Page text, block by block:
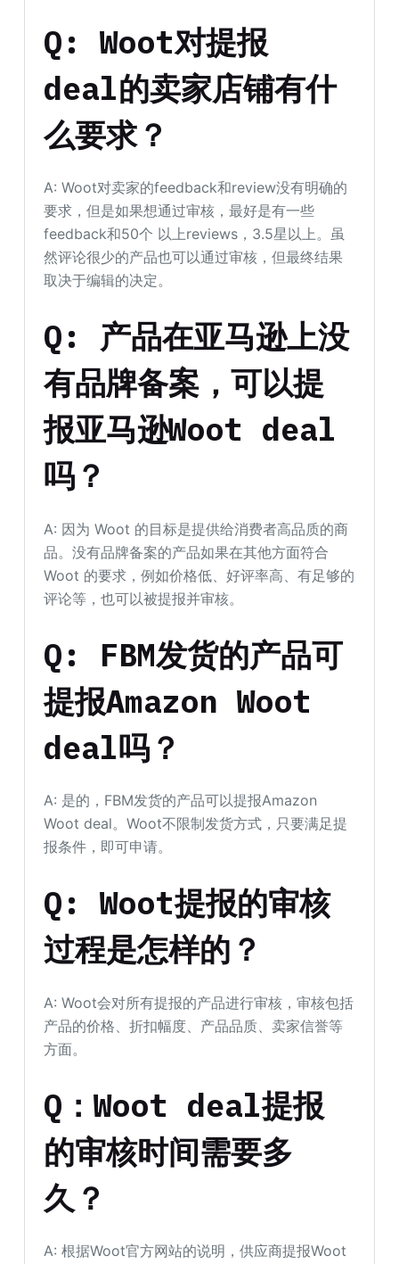
Q: Woot对提报
deal的卖家店铺有什
么要求？
A: Woot对卖家的feedback和review没有明确的
要求，但是如果想通过审核，最好是有一些
feedback和50个 以上reviews，3.5星以上。虽
然评论很少的产品也可以通过审核，但最终结果
取决于编辑的决定。
Q: 产品在亚马逊上没
有品牌备案，可以提
报亚马逊Woot deal
吗？
A: 因为 Woot 的目标是提供给消费者高品质的商
品。没有品牌备案的产品如果在其他方面符合
Woot 的要求，例如价格低、好评率高、有足够的
评论等，也可以被提报并审核。
Q: FBM发货的产品可
提报Amazon Woot
deal吗？
A: 是的，FBM发货的产品可以提报Amazon
Woot deal。Woot不限制发货方式，只要满足提
报条件，即可申请。
Q: Woot提报的审核
过程是怎样的？
A: Woot会对所有提报的产品进行审核，审核包括
产品的价格、折扣幅度、产品品质、卖家信誉等
方面。
Q：Woot deal提报
的审核时间需要多
久？
A: 根据Woot官方网站的说明，供应商提报Woot